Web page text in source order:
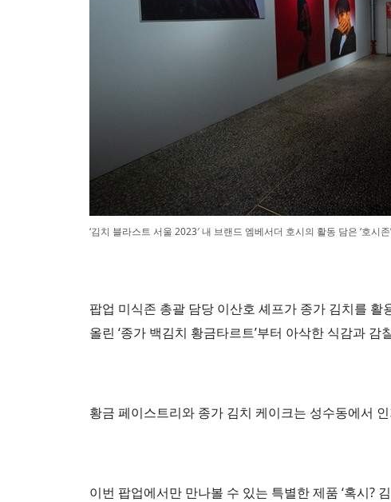
‘김치 블라스트 서울 2023′ 내 브랜드 엠베서더 호시의 활동 담은 ‘호시
팝업 미식존 총괄 담당 이산호 셰프가 종가 김치를
올린 ‘종가 백김치 황금타르트’부터 아삭한 식감과
황금 페이스트리와 종가 김치 케이크는 성수동에서
이번 팝업에서만 만나볼 수 있는 특별한 제품 ‘혹시?